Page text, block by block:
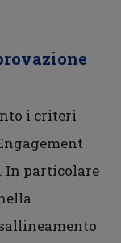
i criteri
In particolare